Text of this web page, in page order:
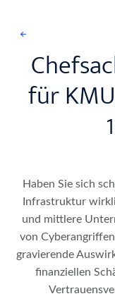
für
Haben Sie sich
Infrastruktur
und mittlere
von
gravierende
finanziellen